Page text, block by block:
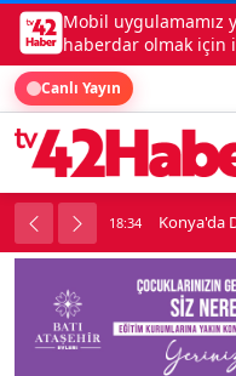
Mobil uygulamamız
haberdar olmak için
Canlı Yayın
18:34 Konya'da